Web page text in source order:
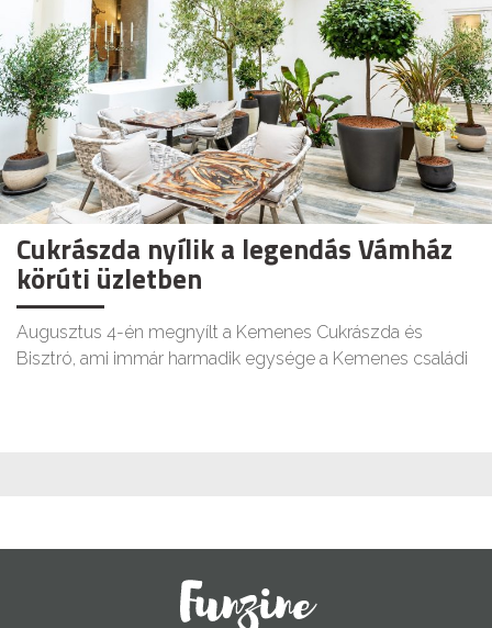
Cukrászda nyílik a legendás Vámház
körúti üzletben
Augusztus 4-én megnyílt a Kemenes Cukrászda és
Bisztró, ami immár harmadik egysége a Kemenes családi